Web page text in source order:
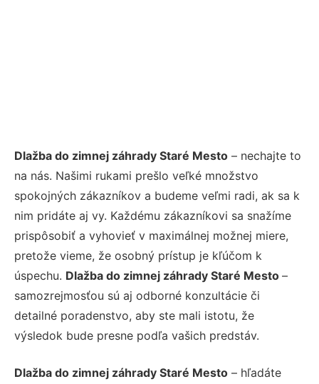
Dlažba do zimnej záhrady Staré Mesto – nechajte to
na nás. Našimi rukami prešlo veľké množstvo
spokojných zákazníkov a budeme veľmi radi, ak sa k
nim pridáte aj vy. Každému zákazníkovi sa snažíme
prispôsobiť a vyhovieť v maximálnej možnej miere,
pretože vieme, že osobný prístup je kľúčom k
úspechu. Dlažba do zimnej záhrady Staré Mesto –
samozrejmosťou sú aj odborné konzultácie či
detailné poradenstvo, aby ste mali istotu, že
výsledok bude presne podľa vašich predstáv.
Dlažba do zimnej záhrady Staré Mesto – hľadáte